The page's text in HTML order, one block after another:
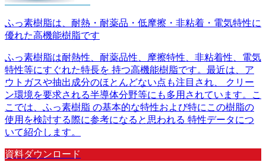
ふっ素樹脂は、耐熱・耐薬品・低摩擦・非粘着・電気特性に
優れた高機能樹脂です
ふっ素樹脂は耐熱性、耐薬品性、摩擦特性、非粘着性、電気
特性等にすぐれた特長を 持つ高機能樹脂です。最近は、ア
ウトガスや抽出成分のほとんどない点も注目され、 クリー
ン環境を要求される半導体分野等にも多用されています。こ
こでは、ふっ素樹脂 の基本的な特性および特にこの樹脂の
使用を検討する際に参考になると思われる 特性データにつ
いて紹介します。
資料ダウンロード